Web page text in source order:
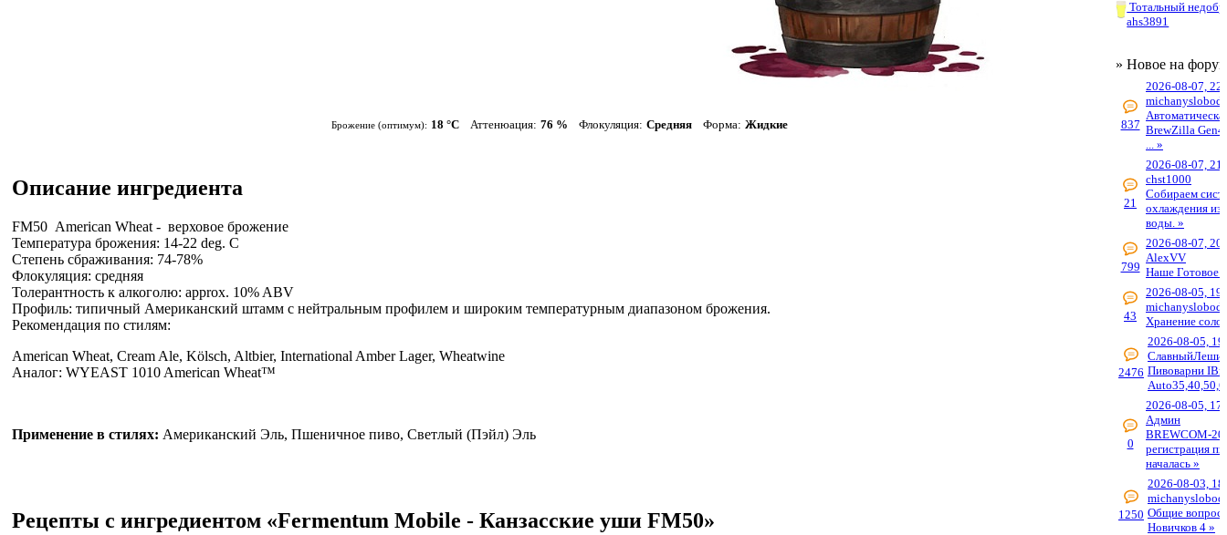
Брожение (оптимум): 18 °С Аттенюация: 76 % Флокуляция: Средняя Форма: Жидкие
Описание ингредиента
FM50 American Wheat - верховое брожение
Температура брожения: 14-22 deg. C
Степень сбраживания: 74-78%
Флокуляция: средняя
Толерантность к алкоголю: approx. 10% ABV
Профиль: типичный Американский штамм с нейтральным профилем и широким температурным диапазоном брожения.
Рекомендация по стилям:
American Wheat, Cream Ale, Kölsch, Altbier, International Amber Lager, Wheatwine
Аналог: WYEAST 1010 American Wheat™
Применение в стилях: Американский Эль, Пшеничное пиво, Светлый (Пэйл) Эль
Рецепты с ингредиентом «Fermentum Mobile - Канзасские уши FM50»
Тотальный
ahs3891
» Новое на
837
2026-08-07,
BrewZilla Gen4
... »
21
2026-08-07,
chst1000
Собираем
охлаждения из
воды. »
799
2026-08-07,
AlexVV
Наше Готовое
43
2026-08-05,
Хранение
2476
2026-08-05,
Пивоварни
0
2026-08-05,
Админ
BREWCOM-
регистрация
началась »
1250
2026-08-03,
Общие
Новичков 4 »